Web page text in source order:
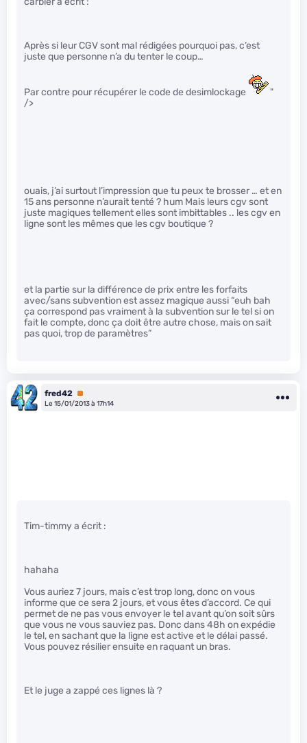
Après si leur CGV sont mal rédigées pourquoi pas, c’est
juste que personne n’a du tenter le coup…
Par contre pour récupérer le code de desimlockage
"
/>
ouais, j’ai surtout l’impression que tu peux te brosser … et en
15 ans personne n’aurait tenté ? hum Mais leurs cgv sont
juste magiques tellement elles sont imbittables .. les cgv en
ligne sont les mêmes que les cgv boutique ?
et la partie sur la différence de prix entre les forfaits
avec/sans subvention est assez magique aussi “euh bah
ça correspond pas vraiment à la subvention sur le tel si on
fait le compte, donc ça doit être autre chose, mais on sait
pas quoi, trop de paramètres”
fred42 Premium
Le 15/01/2013 à 17h14
Tim-timmy a écrit :
hahaha
Vous auriez 7 jours, mais c’est trop long, donc on vous
informe que ce sera 2 jours, et vous êtes d’accord. Ce qui
permet de ne pas vous envoyer le tel avant qu’on soit sûrs
que vous ne vous sauviez pas. Donc dans 48h on expédie
le tel, en sachant que la ligne est active et le délai passé.
Vous pouvez résilier ensuite en raquant un bras.
Et le juge a zappé ces lignes là ?